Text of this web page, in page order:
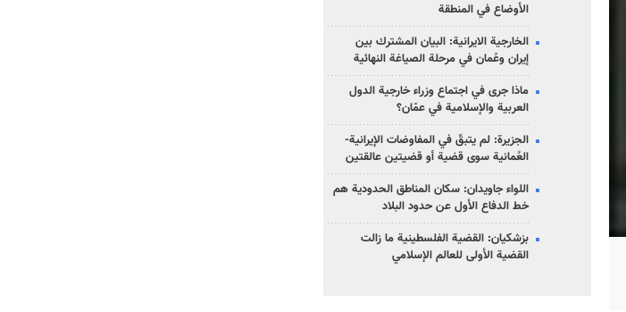
الأوضاع في المنطقة
الخارجية الايرانية: البيان المشترك بين
إيران وعُمان في مرحلة الصياغة النهائية
ماذا جرى في اجتماع وزراء خارجية الدول
العربية والإسلامية في عمّان؟
الجزيرة: لم يتبقّ في المفاوضات الإيرانية-
العُمانية سوى قضية أو قضيتين عالقتين
اللواء جاويدان: سكان المناطق الحدودية هم
خط الدفاع الأول عن حدود البلاد
بزشكيان: القضية الفلسطينية ما زالت
القضية الأولى للعالم الإسلامي